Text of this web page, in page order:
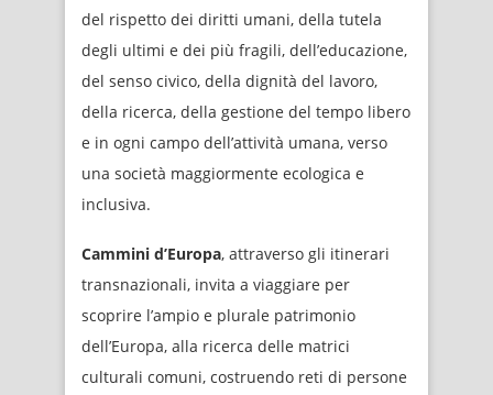
del rispetto dei diritti umani, della tutela
degli ultimi e dei più fragili, dell’educazione,
del senso civico, della dignità del lavoro,
della ricerca, della gestione del tempo libero
e in ogni campo dell’attività umana, verso
una società maggiormente ecologica e
inclusiva.
Cammini d’Europa, attraverso gli itinerari
transnazionali, invita a viaggiare per
scoprire l’ampio e plurale patrimonio
dell’Europa, alla ricerca delle matrici
culturali comuni, costruendo reti di persone